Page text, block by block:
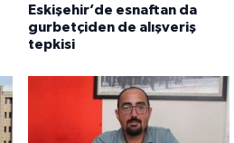
Eskişehir’de esnaftan da
gurbetçiden de alışveriş
tepkisi